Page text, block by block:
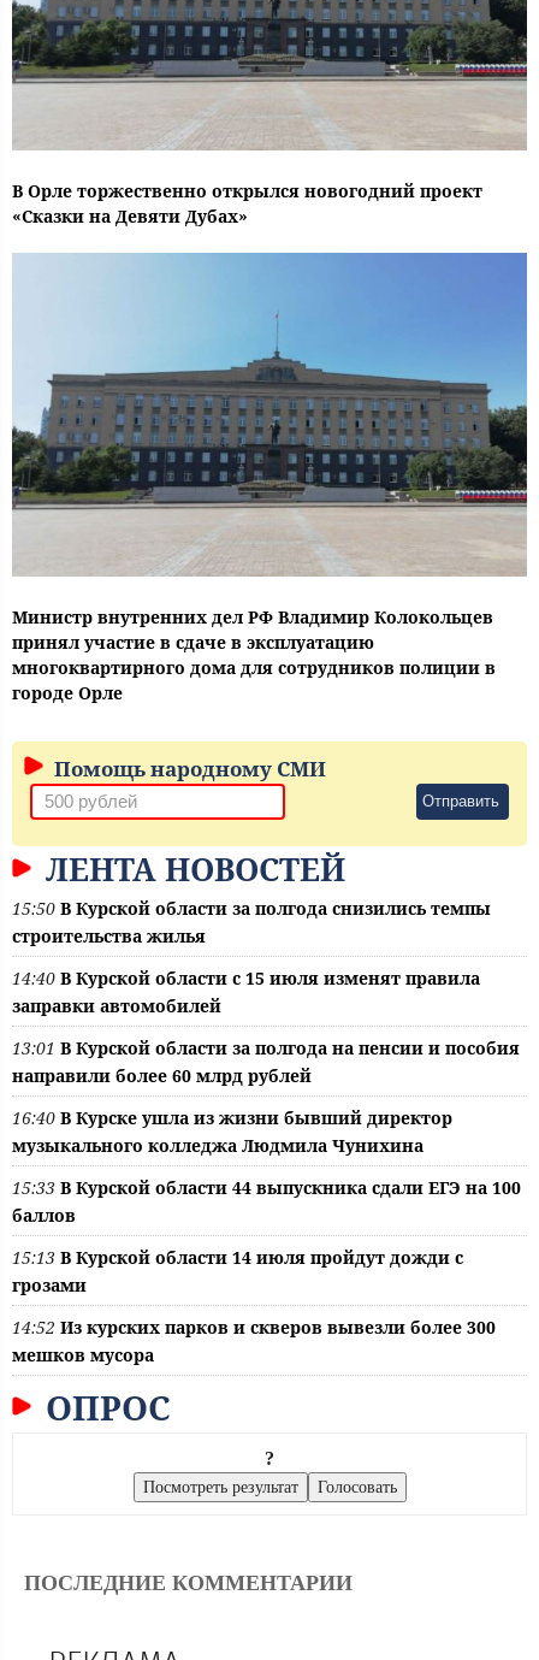
В Орле торжественно открылся новогодний проект
«Сказки на Девяти Дубах»
Министр внутренних дел РФ Владимир Колокольцев
принял участие в сдаче в эксплуатацию
многоквартирного дома для сотрудников полиции в
городе Орле
Помощь народному СМИ
Отправить
ЛЕНТА НОВОСТЕЙ
15:50 В Курской области за полгода снизились темпы
строительства жилья
14:40 В Курской области с 15 июля изменят правила
заправки автомобилей
13:01 В Курской области за полгода на пенсии и пособия
направили более 60 млрд рублей
16:40 В Курске ушла из жизни бывший директор
музыкального колледжа Людмила Чунихина
15:33 В Курской области 44 выпускника сдали ЕГЭ на 100
баллов
15:13 В Курской области 14 июля пройдут дожди с
грозами
14:52 Из курских парков и скверов вывезли более 300
мешков мусора
ОПРОС
?
ПОСЛЕДНИЕ КОММЕНТАРИИ